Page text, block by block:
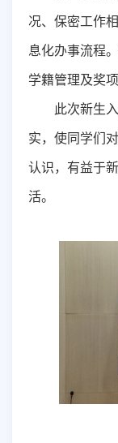
况、保密工作
息化办事流程
学籍管理及奖
此次新生入
实，使同学们
认识，有益于
活。